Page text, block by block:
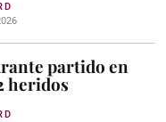
partido en
heridos